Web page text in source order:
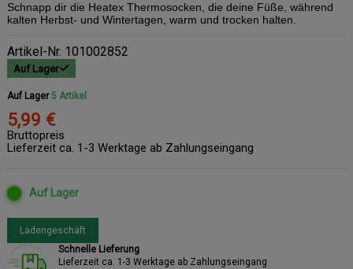
Schnapp dir die Heatex Thermosocken, die deine Füße, während
kalten Herbst- und Wintertagen, warm und trocken halten.
Artikel-Nr. 101002852
Auf Lager
Auf Lager 5 Artikel
5,99 €
Bruttopreis
Lieferzeit ca. 1-3 Werktage ab Zahlungseingang
Auf Lager
Ladengeschäft
Schnelle Lieferung
Lieferzeit ca. 1-3 Werktage ab Zahlungseingang